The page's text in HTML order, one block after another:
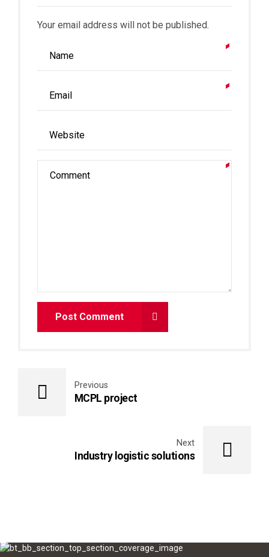
Your email address will not be published.
Post Comment
Previous
MCPL project
Next
Industry logistic solutions